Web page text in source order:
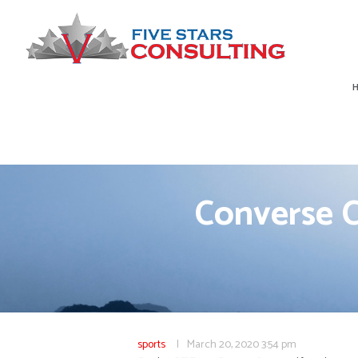
Converse
sports March 20, 20203:54 pm